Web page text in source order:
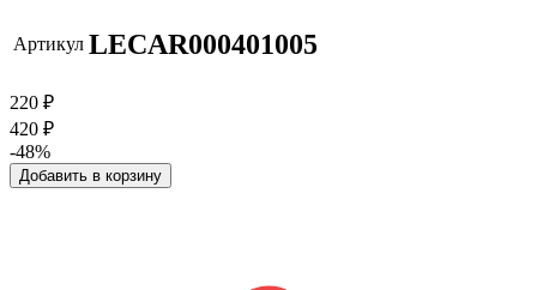
Артикул LECAR000401005
220 ₽
420 ₽
-48%
Добавить в корзину